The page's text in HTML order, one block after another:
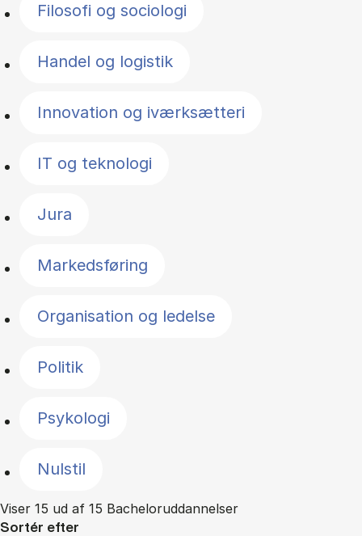
Filosofi og sociologi
Handel og logistik
Innovation og iværksætteri
IT og teknologi
Jura
Markedsføring
Organisation og ledelse
Politik
Psykologi
Nulstil
Viser 15 ud af 15 Bacheloruddannelser
Sortér efter